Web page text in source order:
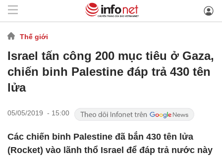
Thế giới
Israel tấn công 200 mục tiêu ở Gaza,
chiến binh Palestine đáp trả 430 tên
lửa
05/05/2019 - 15:00
Các chiến binh Palestine đã bắn 430 tên lửa
(Rocket) vào lãnh thổ Israel để đáp trả nước này